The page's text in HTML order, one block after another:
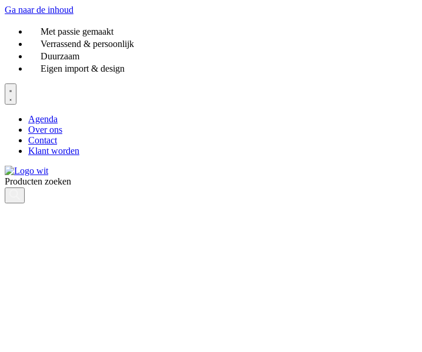
Ga naar de inhoud
Met passie gemaakt
Verrassend & persoonlijk
Duurzaam
Eigen import & design
Agenda
Over ons
Contact
Klant worden
Producten zoeken